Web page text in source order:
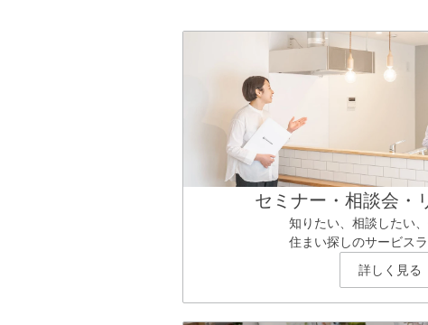
セミナー・相談会・
知りたい、相談したい
住まい探しのサービス
詳しく見る